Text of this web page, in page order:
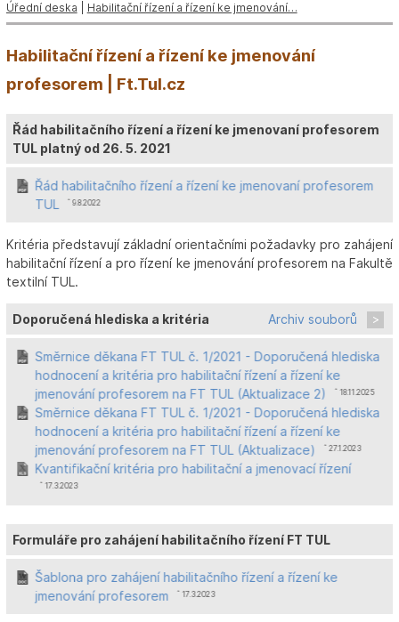
Úřední deska Habilitační řízení a řízení ke jmenování…
Habilitační řízení a řízení ke jmenování
profesorem | Ft.Tul.cz
Řád habilitačního řízení a řízení ke jmenovaní profesorem
TUL platný od 26. 5. 2021
Řád habilitačního řízení a řízení ke jmenovaní profesorem
TUL
ˆ 9.8.2022
Kritéria představují základní orientačními požadavky pro zahájení
habilitační řízení a pro řízení ke jmenování profesorem na Fakultě
textilní TUL.
Doporučená hlediska a kritéria Archiv souborů
Směrnice děkana FT TUL č. 1/2021 - Doporučená hlediska
hodnocení a kritéria pro habilitační řízení a řízení ke
jmenování profesorem na FT TUL (Aktualizace 2)
ˆ 18.11.2025
Směrnice děkana FT TUL č. 1/2021 - Doporučená hlediska
hodnocení a kritéria pro habilitační řízení a řízení ke
jmenování profesorem na FT TUL (Aktualizace)
ˆ 27.1.2023
Kvantifikační kritéria pro habilitační a jmenovací řízení
ˆ 17.3.2023
Formuláře pro zahájení habilitačního řízení FT TUL
Šablona pro zahájení habilitačního řízení a řízení ke
jmenování profesorem
ˆ 17.3.2023